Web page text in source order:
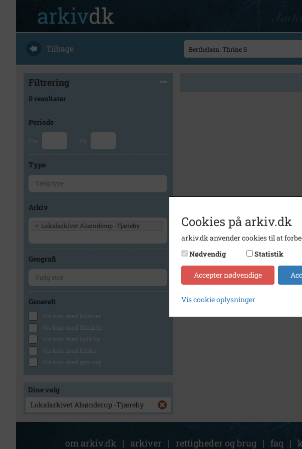
Tilbage
Filtrering
0 resultater
Periode
Fra Til
Type
Arkiv
× Lokalarkivet Alsønderup -Tjæreby
Geografi
Generelt
Vis kun med billeder
Vis kun med filmklip
Vis kun med lydklip
Vis kun med kilder
Vis kun med geo-tag
Dine valg
Lokalarkivet Alsønderup -Tjæreby
om arkiv.dk | arkiver | rettigheder og brug | faq |
Cookies på arkiv.dk
arkiv.dk anvender cookies til at
Nødvendig
Statistik
Accepter nødvendige
Vis cookie oplysninger